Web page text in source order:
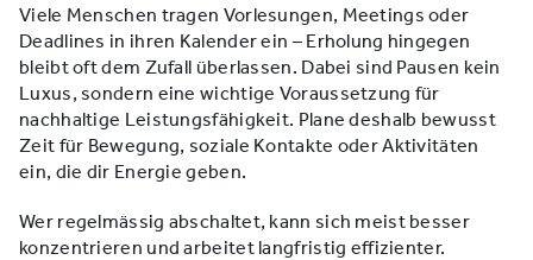
Viele Menschen tragen Vorlesungen, Meetings oder
Deadlines in ihren Kalender ein – Erholung hingegen
bleibt oft dem Zufall überlassen. Dabei sind Pausen kein
Luxus, sondern eine wichtige Voraussetzung für
nachhaltige Leistungsfähigkeit. Plane deshalb bewusst
Zeit für Bewegung, soziale Kontakte oder Aktivitäten
ein, die dir Energie geben.
Wer regelmässig abschaltet, kann sich meist besser
konzentrieren und arbeitet langfristig effizienter.